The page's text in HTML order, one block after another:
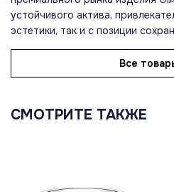
устойчивого актива,
эстетики, так и с позиции
Все
СМОТРИТЕ ТАКЖЕ